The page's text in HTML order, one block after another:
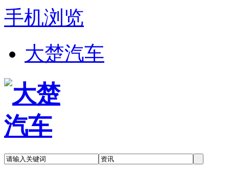
手机浏览
大楚汽车